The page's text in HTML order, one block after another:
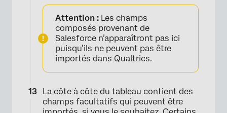
Attention : Les champs
composés provenant de
Salesforce n’apparaîtront pas ici
puisqu’ils ne peuvent pas être
importés dans Qualtrics.
La côte à côte du tableau contient des
champs facultatifs qui peuvent être